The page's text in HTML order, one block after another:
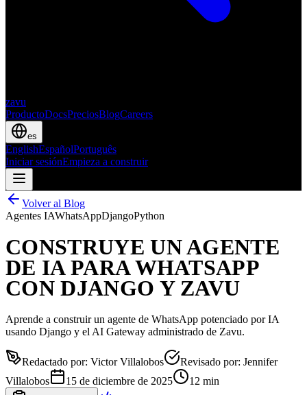
zavu
ProductoDocsPreciosBlogCareers
es
EnglishEspañolPortuguês
Iniciar sesiónEmpieza a construir
Volver al Blog
Agentes IAWhatsAppDjangoPython
CONSTRUYE UN AGENTE
DE IA PARA WHATSAPP
CON DJANGO Y ZAVU
Aprende a construir un agente de WhatsApp potenciado por IA
usando Django y el AI Gateway administrado de Zavu.
Redactado por: Victor Villalobos Revisado por: Jennifer
Villalobos
15 de diciembre de 2025 12 min